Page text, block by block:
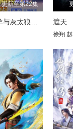
更新至第22集
喜羊羊与灰太狼之古古怪界有古怪 遮天
徐翔